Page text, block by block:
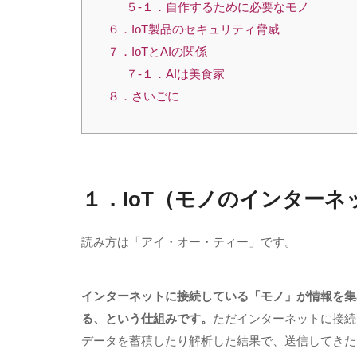
５-１．自作するために必要なモノ
６．IoT製品のセキュリティ脅威
７．IoTとAIの関係
７-１．AIは美食家
８．さいごに
１． IoT（モノのインターネ
読み方は「アイ・オー・ティー」です。
インターネットに接続している「モノ」が情報を
る、という仕組みです。 ただインターネットに接
データを蓄積したり解析した結果で、送信してき